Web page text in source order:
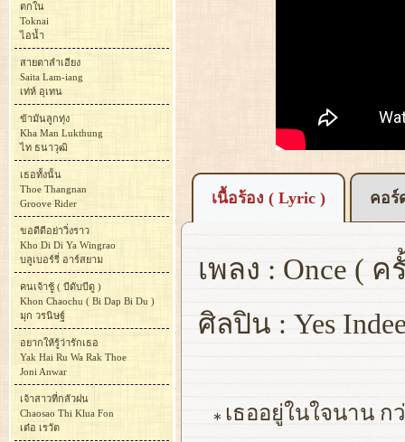
เนื้อร้อง ( Lyric ) คอร์
เพลง : Once (
ศิลปิน : Yes
∗ เธออยู่ในใจนาน
ตกใน
Toknai
ไอน้ำ
สายตาลำเอียง
Saita Lam-iang
เท่ห์ อุเทน
ข้ามันลูกทุ่ง
Kha Man Lukthung
ไท ธนาวุฒิ
เธอทั้งนั้น
Thoe Thangnan
Groove Rider
ขอดีดีอย่าวิ่งราว
Kho Di Di Ya Wingrao
บลูเบอร์รี่ อาร์สยาม
คนเจ้าชู้ ( บีดับบีดู )
Khon Chaochu ( Bi Dap Bi Du )
มุก วรนิษฐ์
อยากให้รู้ว่ารักเธอ
Yak Hai Ru Wa Rak Thoe
Joni Anwar
เจ้าสาวที่กลัวฝน
Chaosao Thi Klua Fon
เต๋อ เรวัต